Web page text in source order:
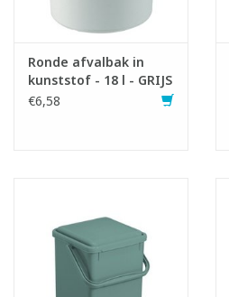
Ronde afvalbak in
kunststof - 18 l - GRIJS
€6,58